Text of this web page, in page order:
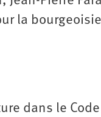
la
dans le